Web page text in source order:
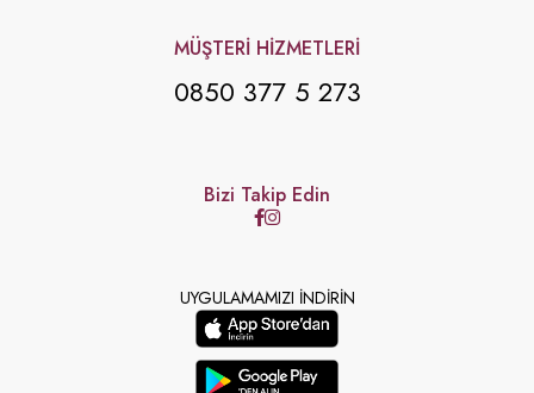
MÜŞTERİ HİZMETLERİ
0850 377 5 273
Bizi Takip Edin
UYGULAMAMIZI İNDİRİN